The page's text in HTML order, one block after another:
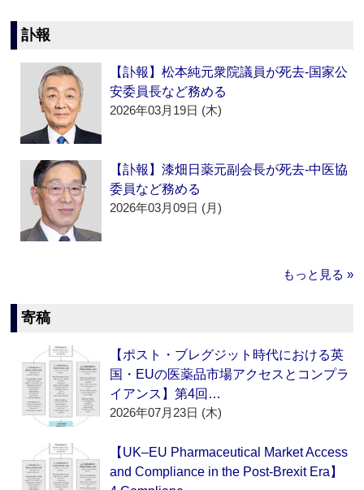
訃報
【訃報】松本純元衆院議員が死去‐国家公
安委員長など務める
2026年03月19日 (木)
【訃報】漆畑日薬元副会長が死去‐中医協
委員など務める
2026年03月09日 (月)
もっと見る »
寄稿
【ポスト・ブレグジット時代における英
国・EUの医薬品市場アクセスとコンプラ
イアンス】第4回…
2026年07月23日 (木)
【UK–EU Pharmaceutical Market Access
and Compliance in the Post-Brexit Era】